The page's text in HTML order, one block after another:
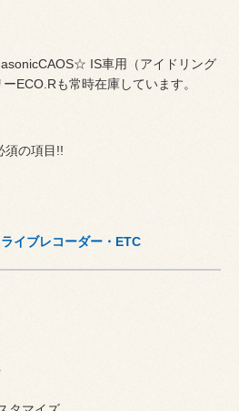
IS車用（アイドリング
ECO.Rも常時在庫しています。
須の項目!!
イブレコーダー・ETC